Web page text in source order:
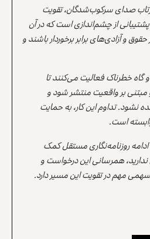
صدای سرکوب‌شدگان، تقویت
از چشم‌اندازی است که در آن
و آزادی‌های برابر برخوردار باشند و
گاه خطرناک فعالیت می‌کنند تا
بر واقعیت منتشر شود و
نشود. تداوم این کار، به حمایت
است.
ادامه روزنامه‌نگاری مستقل کمک
همرسانی این درخواست و
مهم در تقویت این مسیر دارد.